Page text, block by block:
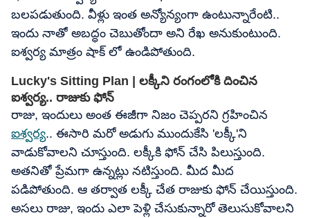
బలపడుతుంది. వీళ్లు ఇంత అన్యోన్యంగా ఉంటున్నారేంటి..
ఇందు నాతో అబద్ధం చెబుతోందా అని రేఖ అనుకుంటుంది.
ఐశ్వర్య మాత్రం షాక్ లో ఉండిపోతుంది.
Lucky's Sitting Plan | లక్కీని రంగంలోకి దించిన
ఐశ్వర్య.. రాజుకు ఫోన్
రాజు, ఇందులు అంత ఈజీగా నిజం చెప్పరని గ్రహించిన
ఐశ్వర్య.. ఈసారి మరో అడుగు ముందుకేసి 'లక్కీ'ని
వాడుకోవాలని చూస్తుంది. లక్కీకి ఫోన్ చేసి పిలుస్తుంది.
అతనితో ప్రేమగా ఉన్నట్లు నటిస్తుంది. మీద మీద
పడిపోతుంది. ఆ తర్వాత లక్కీ చేత రాజుకు ఫోన్ చేయిస్తుంది.
అసలు రాజు, ఇందు ఎలా పెళ్లి చేసుకున్నారో తెలుసుకోవాలని